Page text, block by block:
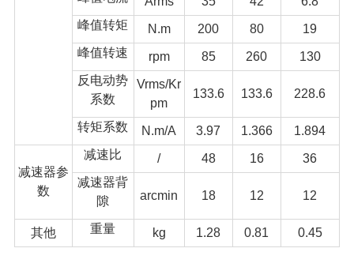
峰值转矩
N.m 200 80
19
峰值转速
rpm 85 260
130
反电动势
系数
Vrms/Kr
pm
133.6 133.6 228.6
转矩系数 N.m/A 3.97 1.366 1.894
减速器参
数
减速比 / 48 16
36
减速器背
隙
arcmin 18 12 12
其他 重量 kg 1.28 0.81 0.45